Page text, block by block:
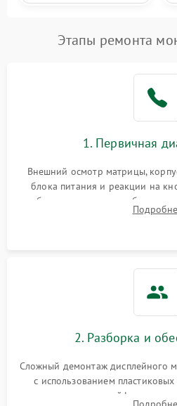
Этапы ремонта
1. Первичная
Внешний осмотр матрицы,
блока питания и реакции на
изображения, звука и работы
возможных
2. Разборка и
Сложный демонтаж дисплейного
с использованием
отключение шлейфов